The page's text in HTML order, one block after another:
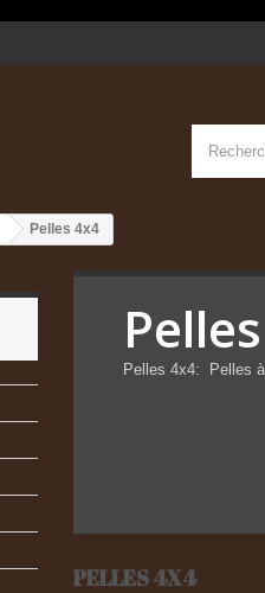
Pelles 4x4
Pelles 4x4: Pelles
PELLES 4X4